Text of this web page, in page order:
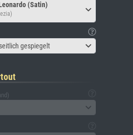
(Satin)
gespiegelt